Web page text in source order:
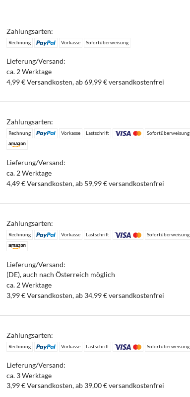
Zahlungsarten:
Rechnung Vorkasse Sofortüberweisung
Lieferung/Versand:
ca. 2 Werktage
4,99 € Versandkosten, ab 69,99 € versandkostenfrei
Zahlungsarten:
Rechnung Vorkasse Lastschrift Sofortüberweisung
Lieferung/Versand:
ca. 2 Werktage
4,49 € Versandkosten, ab 59,99 € versandkostenfrei
Zahlungsarten:
Rechnung Vorkasse Lastschrift Sofortüberweisung
Lieferung/Versand:
(DE), auch nach Österreich möglich
ca. 2 Werktage
3,99 € Versandkosten, ab 34,99 € versandkostenfrei
Zahlungsarten:
Rechnung Vorkasse Lastschrift Sofortüberweisung
Lieferung/Versand:
ca. 3 Werktage
3,99 € Versandkosten, ab 39,00 € versandkostenfrei